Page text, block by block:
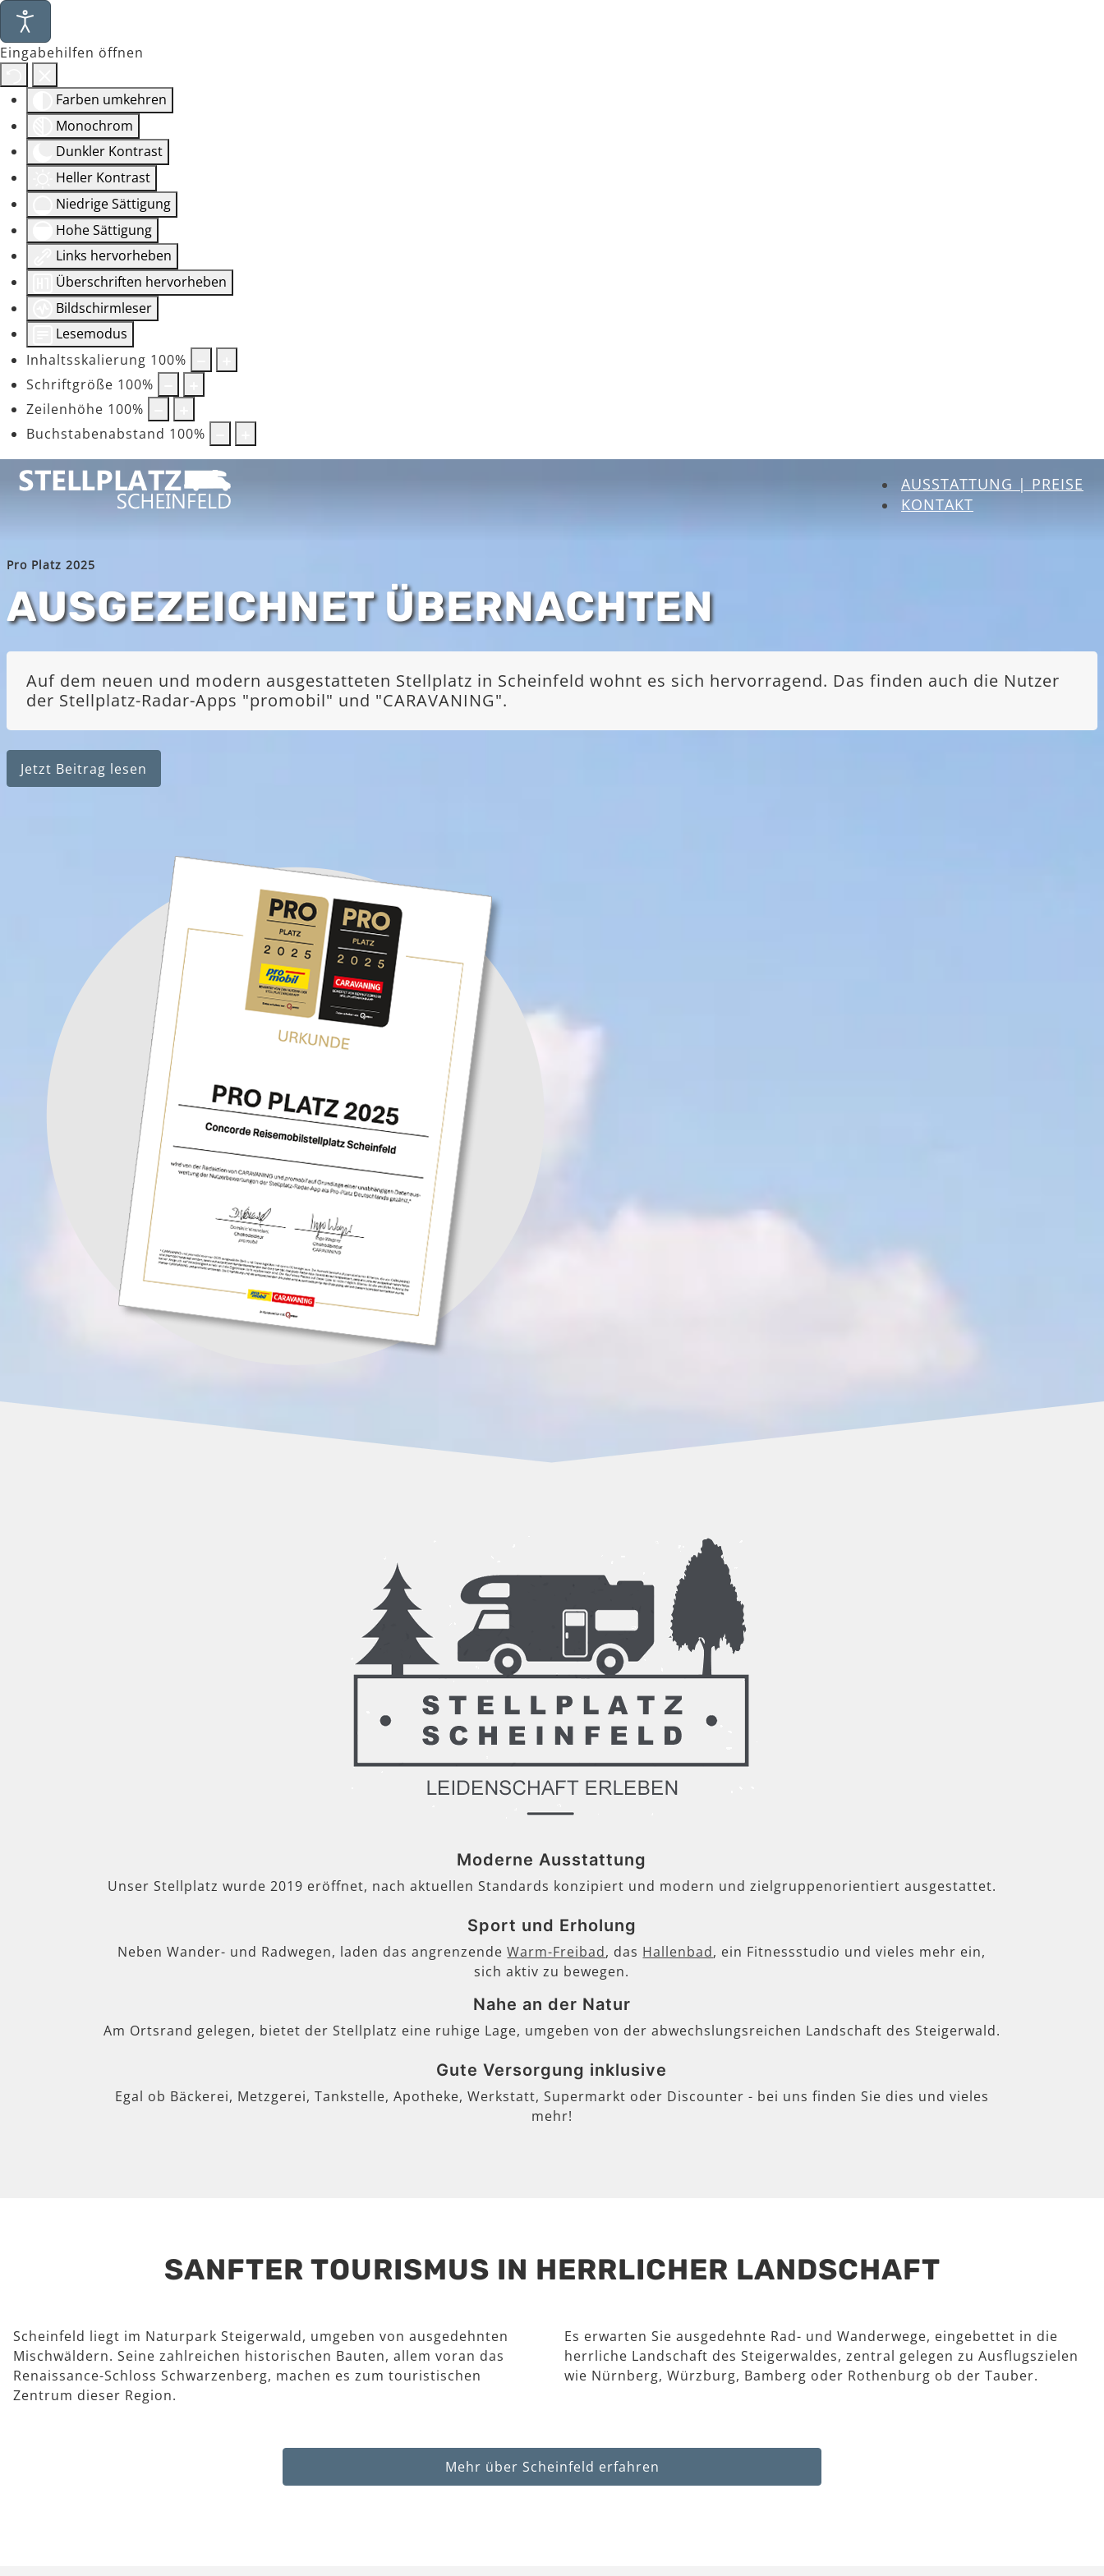
Eingabehilfen öffnen
Farben umkehren
Monochrom
Dunkler Kontrast
Heller Kontrast
Niedrige Sättigung
Hohe Sättigung
Links hervorheben
Überschriften hervorheben
Bildschirmleser
Lesemodus
Inhaltsskalierung 100%
Schriftgröße 100%
Zeilenhöhe 100%
Buchstabenabstand 100%
AUSSTATTUNG | PREISE
KONTAKT
Pro Platz 2025
AUSGEZEICHNET ÜBERNACHTEN
Auf dem neuen und modern ausgestatteten Stellplatz in Scheinfeld wohnt es sich hervorragend. Das finden auch die Nutzer
der Stellplatz-Radar-Apps "promobil" und "CARAVANING".
Jetzt Beitrag lesen
Moderne Ausstattung
Unser Stellplatz wurde 2019 eröffnet, nach aktuellen Standards konzipiert und modern und zielgruppenorientiert ausgestattet.
Sport und Erholung
Neben Wander- und Radwegen, laden das angrenzendeWarm-Freibad, das Hallenbad, ein Fitnessstudio und vieles mehr ein,
sich aktiv zu bewegen.
Nahe an der Natur
Am Ortsrand gelegen, bietet der Stellplatz eine ruhige Lage, umgeben von der abwechslungsreichen Landschaft des Steigerwald.
Gute Versorgung inklusive
Egal ob Bäckerei, Metzgerei, Tankstelle, Apotheke, Werkstatt, Supermarkt oder Discounter - bei uns finden Sie dies und vieles
mehr!
SANFTER TOURISMUS IN HERRLICHER LANDSCHAFT
Scheinfeld liegt im Naturpark Steigerwald, umgeben von ausgedehnten
Mischwäldern. Seine zahlreichen historischen Bauten, allem voran das
Renaissance-Schloss Schwarzenberg, machen es zum touristischen
Zentrum dieser Region.
Es erwarten Sie ausgedehnte Rad- und Wanderwege, eingebettet in die
herrliche Landschaft des Steigerwaldes, zentral gelegen zu Ausflugszielen
wie Nürnberg, Würzburg, Bamberg oder Rothenburg ob der Tauber.
Mehr über Scheinfeld erfahren